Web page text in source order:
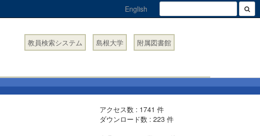
English
教員検索システム 島根大学 附属図書館
アクセス数 : 1741 件
ダウンロード数 :223 件